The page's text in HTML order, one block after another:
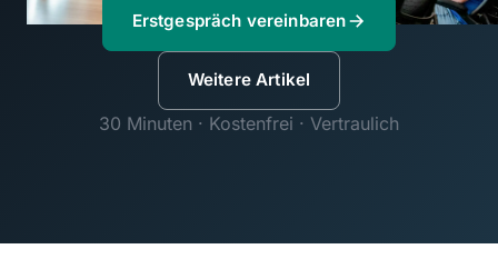
Erstgespräch vereinbaren
Weitere Artikel
30 Minuten · Kostenfrei · Vertraulich